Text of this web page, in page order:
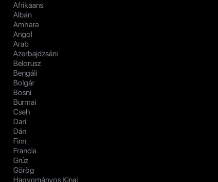
Afrikaans
Albán
Amhara
Angol
Arab
Azerbajdzsáni
Belorusz
Bengáli
Bolgár
Bosni
Burmai
Cseh
Dari
Dán
Finn
Francia
Grúz
Görög
Hagyományos Kinai